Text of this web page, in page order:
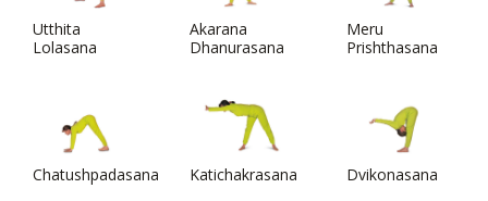
Utthita
Lolasana
Akarana
Dhanurasana
Meru
Prishthasana
Chatushpadasana Katichakrasana Dvikonasana